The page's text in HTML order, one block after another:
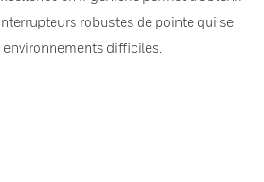
robustes de pointe qui se
difficiles.